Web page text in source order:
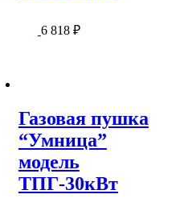
6 818 ₽
Газовая пушка
“Умница”
модель
ТПГ-30кВт